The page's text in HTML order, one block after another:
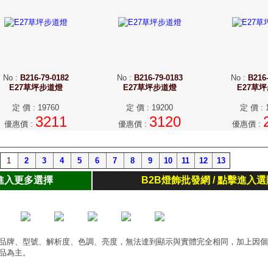
No: B216-79-0182
E27草坪步道燈
定 價 : 19760
優惠價 : 3211
No: B216-79-0183
E27草坪步道燈
定 價 : 19200
優惠價 : 3120
No:
E27草
定 價 :
優惠價 :
1 2 3 4 5 6 7 8 9 10 11 12 13
入更多選擇 B2B燈飾批發網 / 點擊進入選
牌、型號、解析度、色調、亮度，無法達到顯示與實體完全相同，加上因
為主。